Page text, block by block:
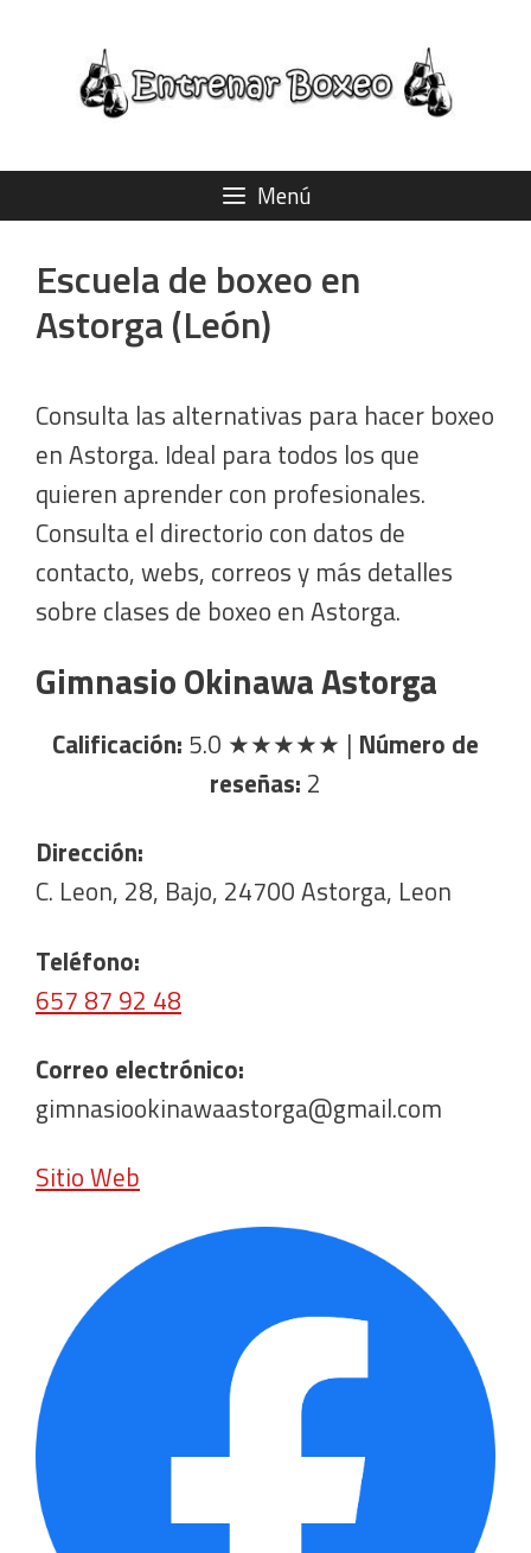
contenido
Menú
Escuela de boxeo en
Astorga (León)
Consulta las alternativas para hacer boxeo
en Astorga. Ideal para todos los que
quieren aprender con profesionales.
Consulta el directorio con datos de
contacto, webs, correos y más detalles
sobre clases de boxeo en Astorga.
Gimnasio Okinawa Astorga
Calificación: 5.0 ★★★★★ | Número de
reseñas: 2
Dirección:
C. Leon, 28, Bajo, 24700 Astorga, Leon
Teléfono:
657 87 92 48
Correo electrónico:
gimnasiookinawaastorga@gmail.com
Sitio Web